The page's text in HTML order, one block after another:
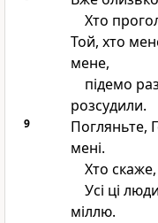
Хто
Той, хто
мене,
підемо
розсудили.
9
Погляньте,
мені.
Хто
Усі ці
міллю.